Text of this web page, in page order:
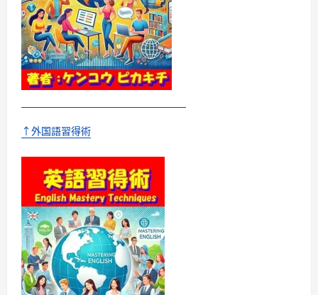
↑外国語習得術